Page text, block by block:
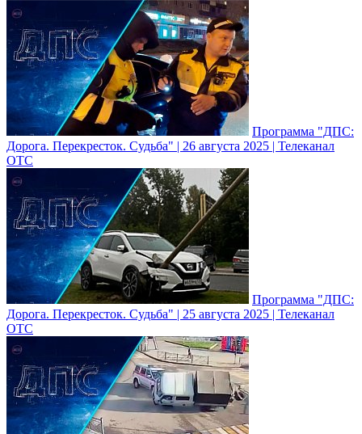
Программа "ДПС:
Дорога. Перекресток. Судьба" | 26 августа 2025 | Телеканал
ОТС
Программа "ДПС:
Дорога. Перекресток. Судьба" | 25 августа 2025 | Телеканал
ОТС